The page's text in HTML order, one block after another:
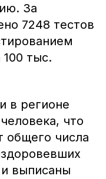
За
7248 тестов
100 тыс.
в регионе
что
общего числа
выписаны